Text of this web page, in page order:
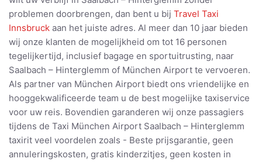
problemen doorbrengen, dan bent u bij Travel Taxi
Innsbruck aan het juiste adres. Al meer dan 10 jaar bieden
wij onze klanten de mogelijkheid om tot 16 personen
tegelijkertijd, inclusief bagage en sportuitrusting, naar
Saalbach – Hinterglemm of München Airport te vervoeren.
Als partner van München Airport biedt ons vriendelijke en
hooggekwalificeerde team u de best mogelijke taxiservice
voor uw reis. Bovendien garanderen wij onze passagiers
tijdens de Taxi München Airport Saalbach – Hinterglemm
taxirit veel voordelen zoals - Beste prijsgarantie, geen
annuleringskosten, gratis kinderzitjes, geen kosten in